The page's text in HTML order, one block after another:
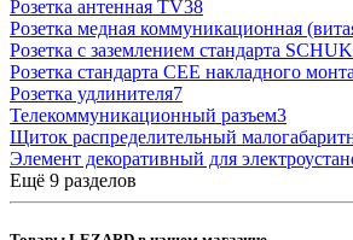
Розетка антенная TV38
Розетка медная коммуникационная
Розетка с заземлением стандарта
Розетка стандарта СЕЕ накладного
Розетка удлинителя7
Телекоммуникационный разъем3
Щиток распределительный
Элемент декоративный для
Ещё 9 разделов